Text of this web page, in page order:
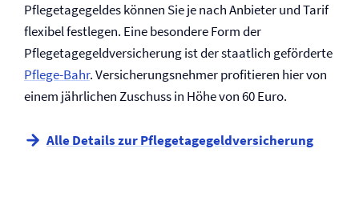
Pflegetagegeldes können Sie je nach Anbieter und Tarif
flexibel festlegen. Eine besondere Form der
Pflegetagegeld­versicherung ist der staatlich geförderte
Pflege-Bahr. Versicherungsnehmer profitieren hier von
einem jährlichen Zuschuss in Höhe von 60 Euro.
Alle Details zur Pflegetagegeld­versicherung